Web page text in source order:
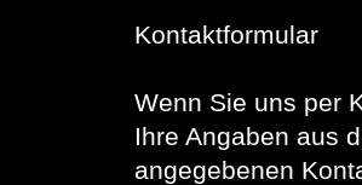
Kontaktformular
Wenn Sie uns per
Ihre Angaben aus
angegebenen